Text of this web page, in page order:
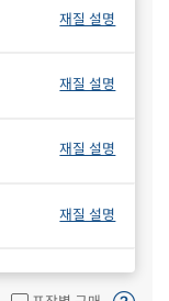
재질 설명
재질 설명
재질 설명
재질 설명
재질 설명